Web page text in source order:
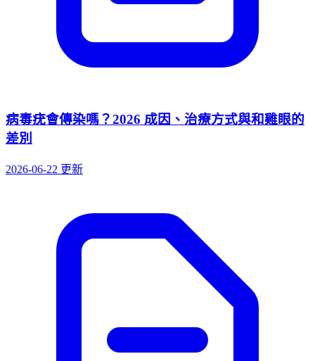
病毒疣會傳染嗎？2026 成因、治療方式與和雞眼的
差別
2026-06-22 更新